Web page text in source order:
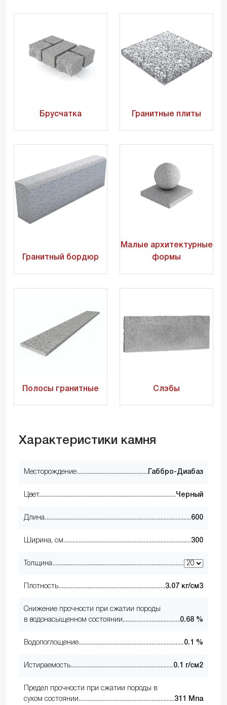
Брусчатка Гранитные плиты
Гранитный бордюр
Малые архитектурные
формы
Полосы гранитные Слэбы
Характеристики камня
Месторождение Габбро-Диабаз
Цвет Черный
Длина 600
Ширина, см 300
Толщина
Плотность 3.07 кг/см3
Снижение прочности при сжатии породы
в водонасыщенном состоянии
0.68 %
Водопоглощение 0.1 %
Истираемость 0.1 г/см2
Предел прочности при сжатии породы в
сухом состоянии
311 Мпа